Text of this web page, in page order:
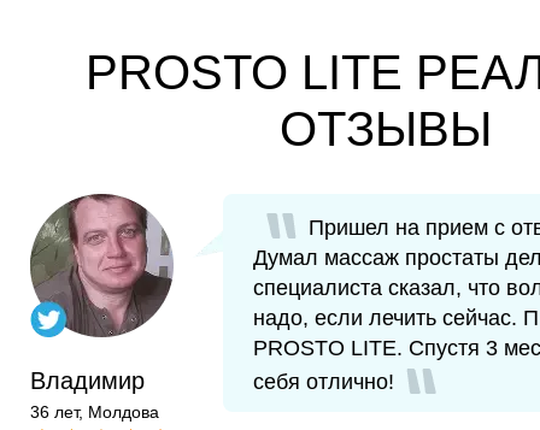
PROSTO LITE
ОТЗЫВЫ
Владимир
36 лет, Молдова
Пришел на прием с
Думал массаж простаты
специалиста сказал, что
надо, если лечить сейчас.
PROSTO LITE. Спустя 3
себя отлично!